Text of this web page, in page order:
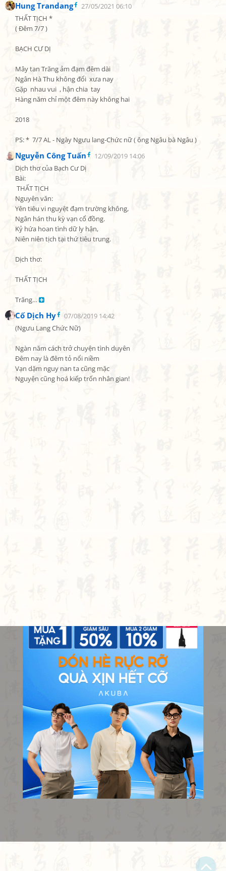
Hung Trandang
27/05/2021 06:10
THẤT TỊCH *
( Đêm 7/7 )
BẠCH CƯ DỊ
Mây tan Trăng ảm đạm đêm dài
Ngân Hà Thu không đổi  xưa nay
Gặp  nhau vui  , hận chia  tay
Hàng năm chỉ một đêm này không hai
2018
PS: *  7/7 AL - Ngày Ngưu lang-Chức nữ ( ông Ngâu bà Ngâu )
Nguyễn Công Tuấn
12/09/2019 14:06
Dịch thơ của Bạch Cư Dị
Bài:
Nguyên văn:
Yên tiêu vi nguyệt đạm trường không,
Ngân hán thu kỳ vạn cổ đồng.
Kỷ hứa hoan tình dữ ly hận,
Niên niên tịch tại thứ tiêu trung.
Dịch thơ:
THẤT TỊCH
Trăng…
Cố Dịch Hy
07/08/2019 14:42
(Ngưu Lang Chức Nữ)
Ngàn năm cách trở chuyện tình duyên
Đêm nay là đêm tỏ nổi niềm
Vạn dặm nguy nan ta cũng mặc
Nguyện cũng hoá kiếp trốn nhân gian!